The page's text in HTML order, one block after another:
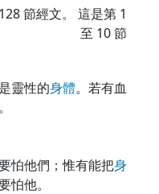
節經文。 這是第 1
至 10 節
靈性的身體。若有血
。
怕他們；惟有能把身
怕他。